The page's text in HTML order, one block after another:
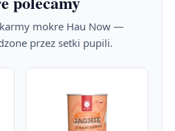
mokre Hau Now —
przez setki pupili.